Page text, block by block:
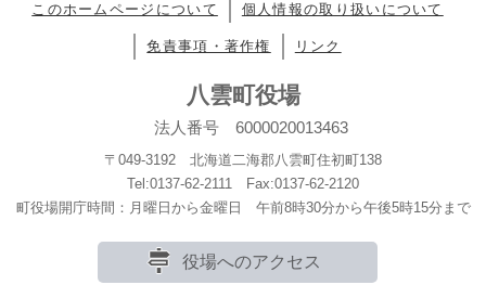
このホームページについて 個人情報の取り扱いについて
免責事項・著作権 リンク
八雲町役場
法人番号 6000020013463
〒049-3192 北海道二海郡八雲町住初町138
Tel:0137-62-2111 Fax:0137-62-2120
町役場開庁時間：月曜日から金曜日 午前8時30分から午後5時15分まで
役場へのアクセス